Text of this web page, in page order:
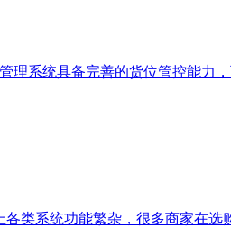
系统具备完善的货位管控能力
类系统功能繁杂，很多商家在